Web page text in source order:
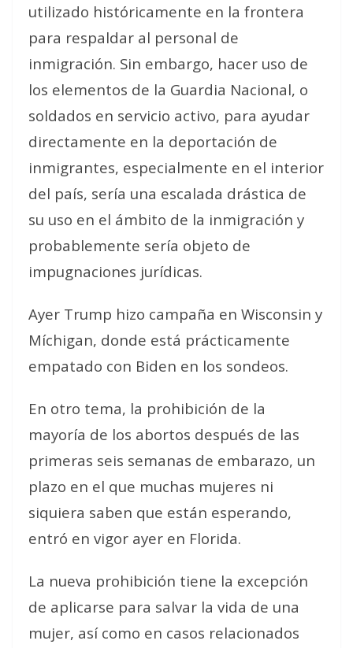
utilizado históricamente en la frontera
para respaldar al personal de
inmigración. Sin embargo, hacer uso de
los elementos de la Guardia Nacional, o
soldados en servicio activo, para ayudar
directamente en la deportación de
inmigrantes, especialmente en el interior
del país, sería una escalada drástica de
su uso en el ámbito de la inmigración y
probablemente sería objeto de
impugnaciones jurídicas.
Ayer Trump hizo campaña en Wisconsin y
Míchigan, donde está prácticamente
empatado con Biden en los sondeos.
En otro tema, la prohibición de la
mayoría de los abortos después de las
primeras seis semanas de embarazo, un
plazo en el que muchas mujeres ni
siquiera saben que están esperando,
entró en vigor ayer en Florida.
La nueva prohibición tiene la excepción
de aplicarse para salvar la vida de una
mujer, así como en casos relacionados